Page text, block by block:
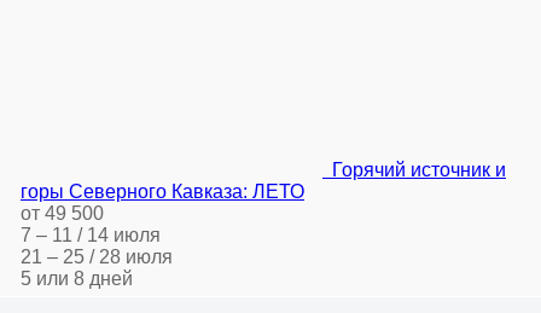
Горячий источник и
горы Северного Кавказа: ЛЕТО
от 49 500
7 – 11 / 14 июля
21 – 25 / 28 июля
5 или 8 дней